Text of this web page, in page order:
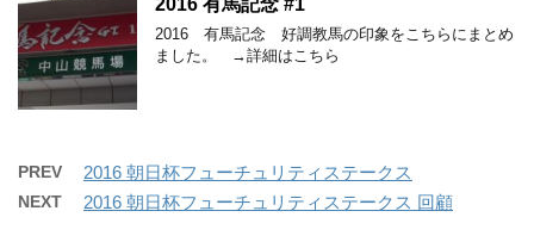
2016 有馬記念 好調教馬の印象をこちらにまとめ
ました。 →詳細はこちら
PREV 2016 朝日杯フューチュリティステークス
NEXT 2016 朝日杯フューチュリティステークス 回顧